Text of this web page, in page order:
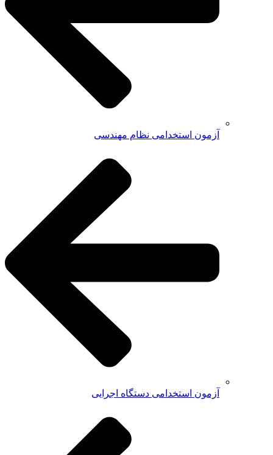
آزمون استخدامی نظام مهندسی
آزمون استخدامی دستگاه اجرایی